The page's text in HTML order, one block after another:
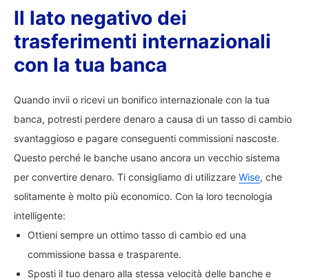
Il lato negativo dei
trasferimenti internazionali
con la tua banca
Quando invii o ricevi un bonifico internazionale con la tua
banca, potresti perdere denaro a causa di un tasso di cambio
svantaggioso e pagare conseguenti commissioni nascoste.
Questo perché le banche usano ancora un vecchio sistema
per convertire denaro. Ti consigliamo di utilizzare Wise, che
solitamente è molto più economico. Con la loro tecnologia
intelligente:
Ottieni sempre un ottimo tasso di cambio ed una
commissione bassa e trasparente.
Sposti il tuo denaro alla stessa velocità delle banche e